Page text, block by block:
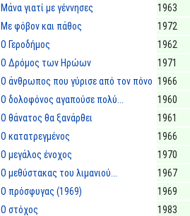
Μάνα γιατί με γέννησες
1963
Με φόβον και πάθος
1972
Ο Γεροδήμος
1962
Ο Δρόμος των Ηρώων
1971
Ο άνθρωπος που γύρισε από τον πόνο 1966
Ο δολοφόνος αγαπούσε πολύ...
1960
Ο θάνατος θα ξανάρθει
1961
Ο κατατρεγμένος
1966
Ο μεγάλος ένοχος
1970
Ο μεθύστακας του λιμανιού...
1967
Ο πρόσφυγας (1969)
1969
Ο στόχος
1983